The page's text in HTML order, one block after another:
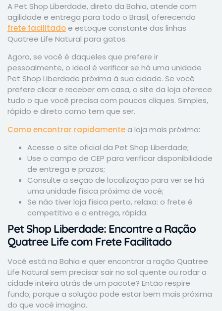
A Pet Shop Liberdade, direto da Bahia, atende com
agilidade e entrega para todo o Brasil, oferecendo
frete facilitado e estoque constante das linhas
Quatree Life Natural para gatos.
Agora, se você é daqueles que prefere ir
pessoalmente, o ideal é verificar se há uma unidade
Pet Shop Liberdade próxima à sua cidade. Se você
prefere clicar e receber em casa, o site da loja oferece
tudo o que você precisa com poucos cliques. Simples,
rápido e direto como tem que ser.
Como encontrar rapidamente a loja mais próxima:
Acesse o site oficial da Pet Shop Liberdade;
Use o campo de CEP para verificar disponibilidade
de entrega e prazos;
Consulte a seção de localização para ver se há
uma unidade física próxima de você;
Se não tiver loja física perto, relaxa: o frete é
competitivo e a entrega, rápida.
Pet Shop Liberdade: Encontre a Ração
Quatree Life com Frete Facilitado
Você está na Bahia e quer encontrar a ração Quatree
Life Natural sem precisar sair no sol quente ou rodar a
cidade inteira atrás de um pacote? Então respire
fundo, porque a solução pode estar bem mais próxima
do que você imagina.